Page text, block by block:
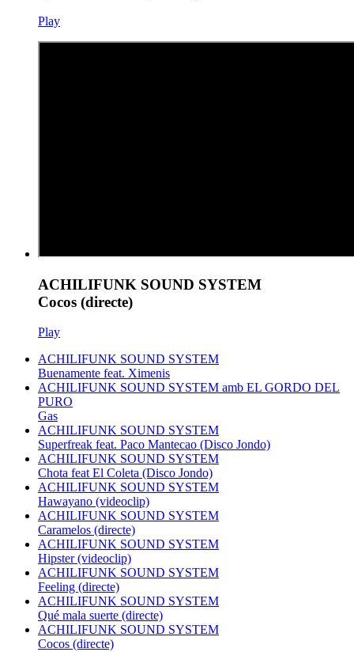
Play
ACHILIFUNK SOUND SYSTEM
Cocos (directe)
Play
ACHILIFUNK SOUND SYSTEM
Buenamente feat. Ximenis
ACHILIFUNK SOUND SYSTEM amb EL GORDO DEL
PURO
Gas
ACHILIFUNK SOUND SYSTEM
Superfreak feat. Paco Mantecao (Disco Jondo)
ACHILIFUNK SOUND SYSTEM
Chota feat El Coleta (Disco Jondo)
ACHILIFUNK SOUND SYSTEM
Hawayano (videoclip)
ACHILIFUNK SOUND SYSTEM
Caramelos (directe)
ACHILIFUNK SOUND SYSTEM
Hipster (videoclip)
ACHILIFUNK SOUND SYSTEM
Feeling (directe)
ACHILIFUNK SOUND SYSTEM
Qué mala suerte (directe)
ACHILIFUNK SOUND SYSTEM
Cocos (directe)